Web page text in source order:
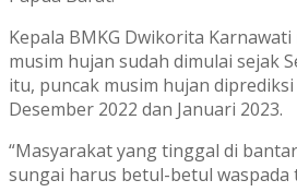
Kepala BMKG Dwikorita
musim hujan sudah dimulai sejak
itu, puncak musim hujan
Desember 2022 dan Januari 2023.
“Masyarakat yang tinggal di
sungai harus betul-betul